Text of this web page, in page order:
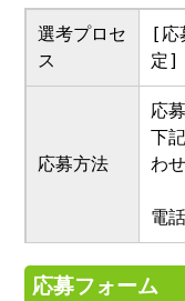
選考プロセ
ス
[応
定]
応募方法
応
下
わ
電
応募フォーム